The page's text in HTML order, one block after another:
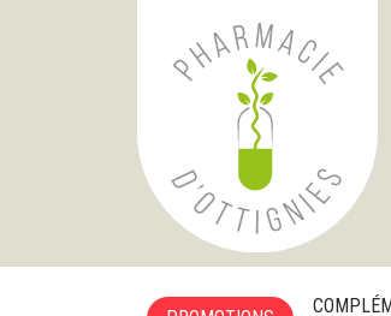
Pharmacie d'Ottignies Votre
Favoris